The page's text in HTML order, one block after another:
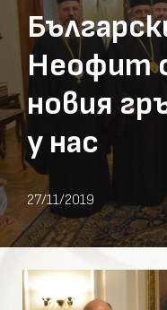
Неофит
новия
у нас
27/11/2019